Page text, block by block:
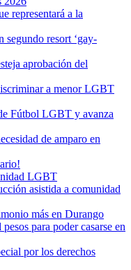
representará a la
segundo resort ‘gay-
aprobación del
a menor LGBT
Fútbol LGBT y avanza
de amparo en
LGBT
asistida a comunidad
más en Durango
para poder casarse en
por los derechos